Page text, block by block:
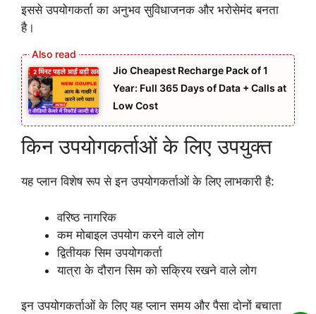
इससे उपयोगकर्ता का अनुभव सुविधाजनक और भरोसेमंद बनता
है।
Jio Cheapest Recharge Pack of 1
Year: Full 365 Days of Data + Calls at
Low Cost
किन उपयोगकर्ताओं के लिए उपयुक्त
यह प्लान विशेष रूप से इन उपयोगकर्ताओं के लिए लाभकारी है:
वरिष्ठ नागरिक
कम मोबाइल उपयोग करने वाले लोग
द्वितीयक सिम उपयोगकर्ता
यात्रा के दौरान सिम को सक्रिय रखने वाले लोग
इन उपयोगकर्ताओं के लिए यह प्लान समय और पैसा दोनों बचाता